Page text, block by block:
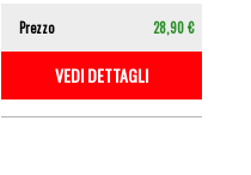
Prezzo 28,90 €
VEDI DETTAGLI